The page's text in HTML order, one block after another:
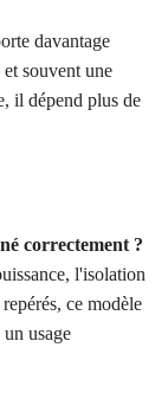
davantage
souvent une
il dépend plus de
correctement ?
l'isolation
ce modèle
usage